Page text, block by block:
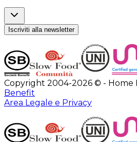
Iscriviti alla newsletter
Copyright 2004-2026 © - Home
Benefit
Area Legale e Privacy